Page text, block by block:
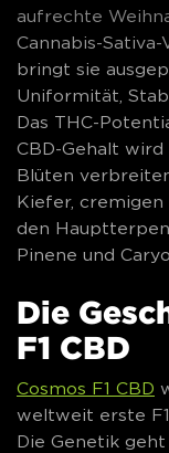
aufrechte
Cannabis-
bringt sie
Uniformität,
Das THC-
CBD-Gehalt
Blüten
Kiefer, cremigen
den
Pinene und
Die
F1 CBD
Cosmos F1 CBD
weltweit erste
Die Genetik